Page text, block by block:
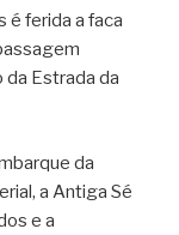
é ferida a faca
da Estrada da
da
a Antiga Sé
e a